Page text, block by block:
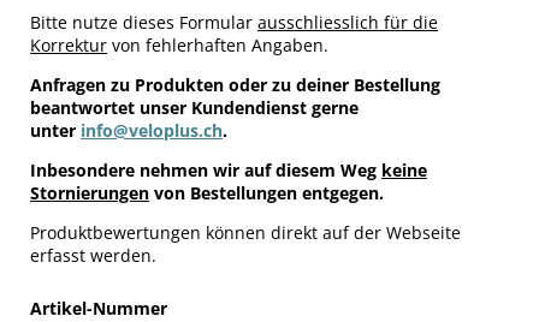
Bitte nutze dieses Formular ausschliesslich für die
Korrektur von fehlerhaften Angaben.
Anfragen zu Produkten oder zu deiner Bestellung
beantwortet unser Kundendienst gerne
unter info@veloplus.ch.
Inbesondere nehmen wir auf diesem Weg keine
Stornierungen von Bestellungen entgegen.
Produktbewertungen können direkt auf der Webseite
erfasst werden.
Artikel-Nummer